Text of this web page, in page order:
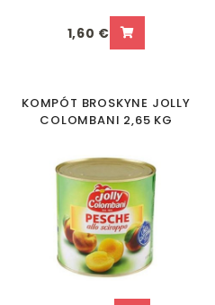
1,60 €
KOMPÓT BROSKYNE JOLLY
COLOMBANI 2,65 KG